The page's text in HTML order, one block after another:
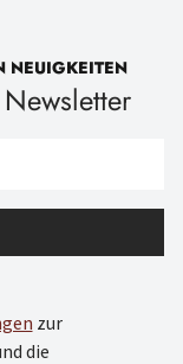
NEUIGKEITEN
zur
die